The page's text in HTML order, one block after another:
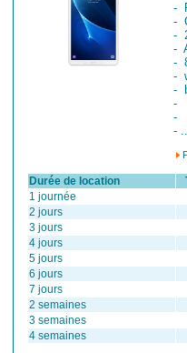
-
-
-
-
-
-
-
-
-
-
Durée de location
1 journée
2 jours
3 jours
4 jours
5 jours
6 jours
7 jours
2 semaines
3 semaines
4 semaines